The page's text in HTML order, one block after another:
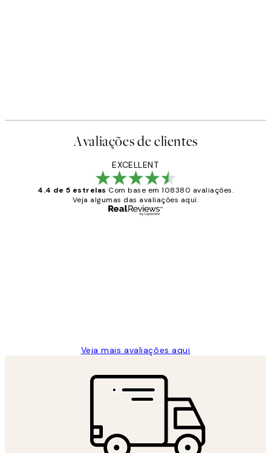
Avaliações de clientes
EXCELLENT
4.4 de 5 estrelas Com base em 108380 avaliações.
Veja algumas das avaliações aqui.
Veja mais avaliações aqui